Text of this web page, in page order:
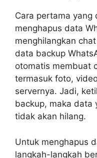
Cara pertama yang
menghapus data
menghilangkan
data backup
otomatis membuat
termasuk foto,
servernya. Jadi,
backup, maka data
tidak akan hilang.
Untuk menghapus
langkah-langkah